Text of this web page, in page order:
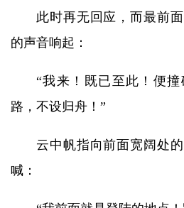
此时再无回应，而最前
的声音响起：
“我来！既已至此！便
路，不设归舟！”
云中帆指向前面宽阔处
喊：